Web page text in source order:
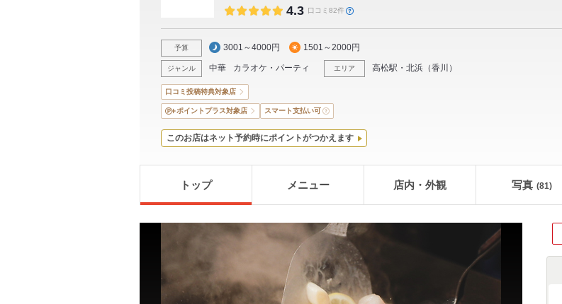
4.3 口コミ82件
予算 3001～4000円 1501～2000円
ジャンル 中華 カラオケ・パーティ エリア 高松駅・北浜 （香川 ）
口コミ投稿特典対象店
ポイントプラス対象店 スマート支払い可
このお店はネット予約時にポイントがつかえます
トップ メニュー 店内・外観 写真 (81)